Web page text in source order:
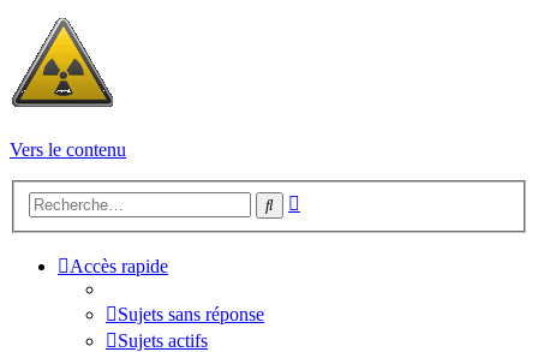
Vers le contenu
Rechercher
Accès rapide
Sujets sans réponse
Sujets actifs